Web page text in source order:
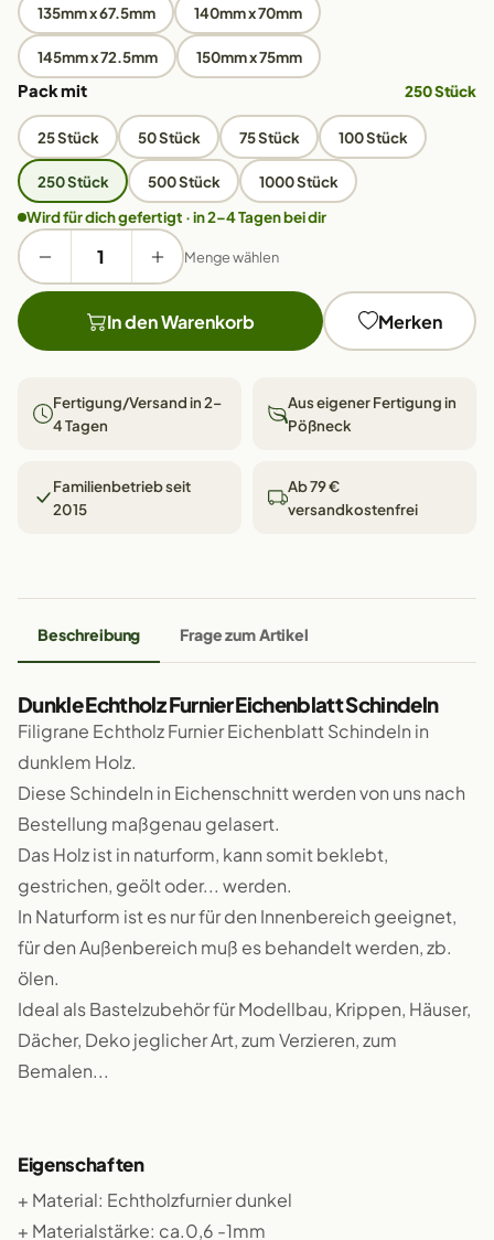
135mm x 67.5mm 140mm x 70mm
145mm x 72.5mm 150mm x 75mm
Pack mit 250 Stück
25 Stück 50 Stück 75 Stück 100 Stück
250 Stück 500 Stück
1000 Stück
Wird für dich gefertigt · in 2–4 Tagen bei dir
Menge wählen
In den Warenkorb Merken
Fertigung/Versand in 2–
4 Tagen
Aus eigener Fertigung in
Pößneck
Familienbetrieb seit
2015
Ab 79 €
versandkostenfrei
Beschreibung Frage zum Artikel
Dunkle Echtholz Furnier Eichenblatt Schindeln
Filigrane Echtholz Furnier Eichenblatt Schindeln in
dunklem Holz.
Diese Schindeln in Eichenschnitt werden von uns nach
Bestellung maßgenau gelasert.
Das Holz ist in naturform, kann somit beklebt,
gestrichen, geölt oder... werden.
In Naturform ist es nur für den Innenbereich geeignet,
für den Außenbereich muß es behandelt werden, zb.
ölen.
Ideal als Bastelzubehör für Modellbau, Krippen, Häuser,
Dächer, Deko jeglicher Art, zum Verzieren, zum
Bemalen...
Eigenschaften
+ Material: Echtholzfurnier dunkel
+ Materialstärke: ca.0,6 -1mm